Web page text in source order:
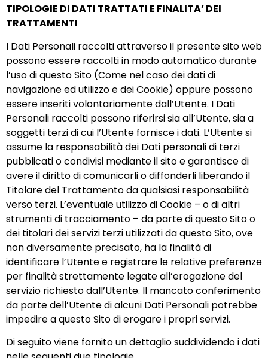
TIPOLOGIE DI DATI TRATTATI E FINALITA’ DEI
TRATTAMENTI
I Dati Personali raccolti attraverso il presente sito web
possono essere raccolti in modo automatico durante
l’uso di questo Sito (Come nel caso dei dati di
navigazione ed utilizzo e dei Cookie) oppure possono
essere inseriti volontariamente dall’Utente. I Dati
Personali raccolti possono riferirsi sia all’Utente, sia a
soggetti terzi di cui l’Utente fornisce i dati. L’Utente si
assume la responsabilità dei Dati personali di terzi
pubblicati o condivisi mediante il sito e garantisce di
avere il diritto di comunicarli o diffonderli liberando il
Titolare del Trattamento da qualsiasi responsabilità
verso terzi. L’eventuale utilizzo di Cookie – o di altri
strumenti di tracciamento – da parte di questo Sito o
dei titolari dei servizi terzi utilizzati da questo Sito, ove
non diversamente precisato, ha la finalità di
identificare l’Utente e registrare le relative preferenze
per finalità strettamente legate all’erogazione del
servizio richiesto dall’Utente. Il mancato conferimento
da parte dell’Utente di alcuni Dati Personali potrebbe
impedire a questo Sito di erogare i propri servizi.
Di seguito viene fornito un dettaglio suddividendo i dati